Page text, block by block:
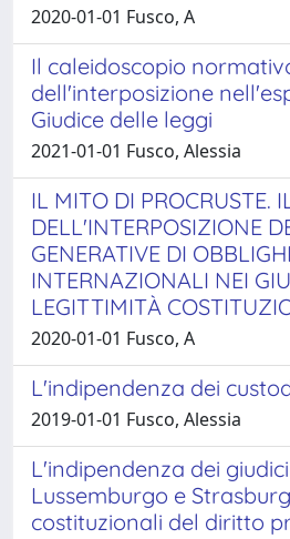
2020-01-01 Fusco, A
Il caleidoscopio
dell'interposizione
Giudice delle leggi
2021-01-01 Fusco, Alessia
IL MITO DI PROCRUSTE.
DELL'INTERPOSIZIONE
GENERATIVE DI OBBLIGHI
INTERNAZIONALI NEI
LEGITTIMITÀ
2020-01-01 Fusco, A
L'indipendenza dei
2019-01-01 Fusco, Alessia
L'indipendenza dei
Lussemburgo e
costituzionali del diritto